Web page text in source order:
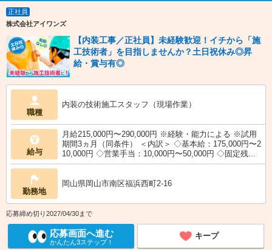
正社員
株式会社アイワンズ
【内装工事／正社員】未経験歓迎！イチから「施
工技術者」を目指しませんか？土日祝休み◎昇
給・賞与有◎
職種
内装の技術施工スタッフ（現場作業）
給与
月給215,000円〜290,000円 ※経験・能力による ※試用
期間3ヵ月（同条件） ＜内訳＞ ◇基本給：175,000円〜2
10,000円 ◇営業手当：10,000円〜50,000円 ◇固定残...
勤務地
岡山県岡山市南区福浜西町2-16
応募締め切り2027/04/30まで
応募画面へ進む
かんたん3ステップ！
キープ